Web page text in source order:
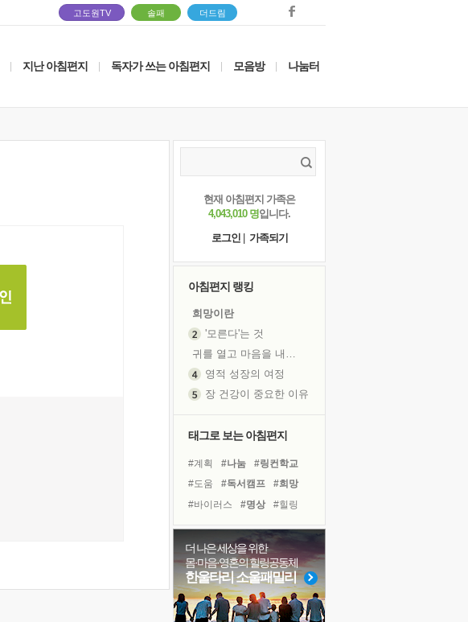
고도원TV 솔패 더드림
지난 아침편지 독자가 쓰는 아침편지 모음방 나눔터
현재 아침편지 가족은
4,043,010 명입니다.
로그인
가족되기
아침편지 랭킹
희망이란
'모른다'는 것
귀를 열고 마음을 내어주고
영적 성장의 여정
장 건강이 중요한 이유
흙이 된 몸으로 출근하는 여자
꿈이 실제가 되는 것
'말 타는 법'을 먼저
졸업식 사진을 보며
극심한 변비, 어깨결림, 수면 장애
아픈 아버지를 위한 공간 설계
태그로 보는 아침편지
#계획 #나눔
#링컨학교
#도움
#독서캠프
#희망
#바이러스
#명상
#힐링
#선택
#면역력
#친구
#극복
#유튜브
#건강
#위기
#다짐 #삶
#경험
#비전캠프
#사람
더 나은 세상을 위한
몸·마음·영혼의 힐링공동체
한울타리 소울패밀리